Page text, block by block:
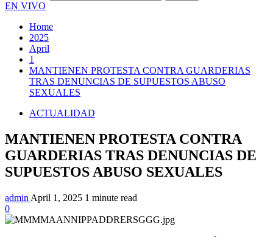
EN VIVO
Home
2025
April
1
MANTIENEN PROTESTA CONTRA GUARDERIAS
TRAS DENUNCIAS DE SUPUESTOS ABUSO
SEXUALES
ACTUALIDAD
MANTIENEN PROTESTA CONTRA
GUARDERIAS TRAS DENUNCIAS DE
SUPUESTOS ABUSO SEXUALES
admin April 1, 2025 1 minute read
0